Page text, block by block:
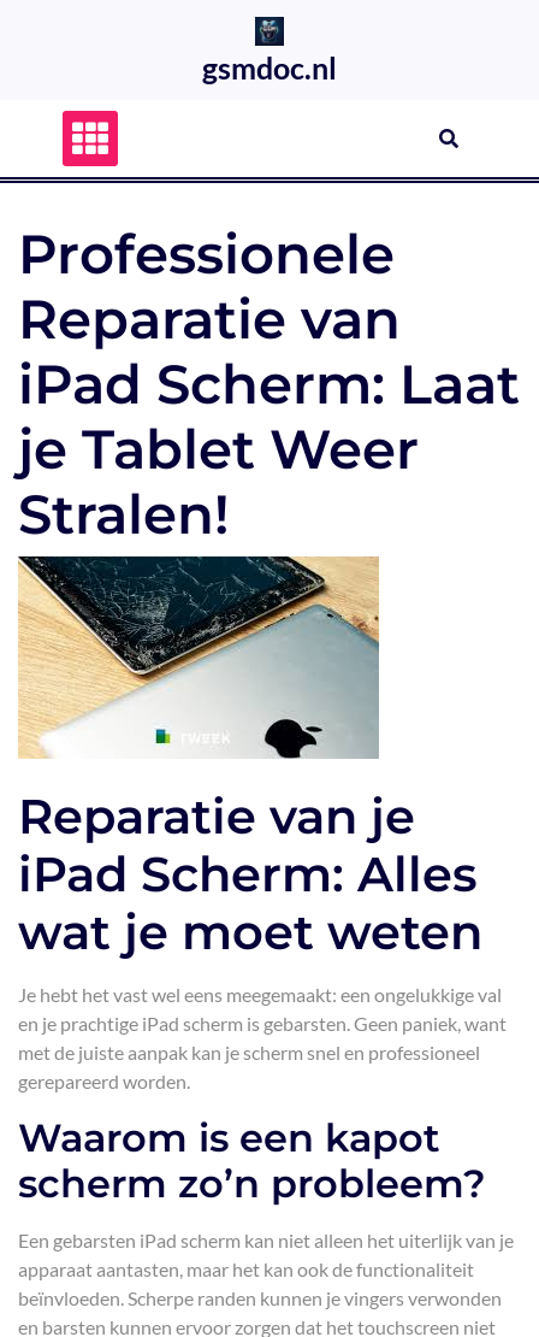
gsmdoc.nl
Professionele
Reparatie van
iPad Scherm: Laat
je Tablet Weer
Stralen!
Reparatie van je
iPad Scherm: Alles
wat je moet weten
Je hebt het vast wel eens meegemaakt: een ongelukkige val
en je prachtige iPad scherm is gebarsten. Geen paniek, want
met de juiste aanpak kan je scherm snel en professioneel
gerepareerd worden.
Waarom is een kapot
scherm zo’n probleem?
Een gebarsten iPad scherm kan niet alleen het uiterlijk van je
apparaat aantasten, maar het kan ook de functionaliteit
beïnvloeden. Scherpe randen kunnen je vingers verwonden
en barsten kunnen ervoor zorgen dat het touchscreen niet